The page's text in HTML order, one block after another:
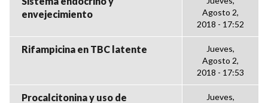
envejecimiento
Agosto 2,
2018 - 17:52
Rifampicina en TBC latente
Jueves,
Agosto 2,
2018 - 17:53
Procalcitonina y uso de
Jueves,